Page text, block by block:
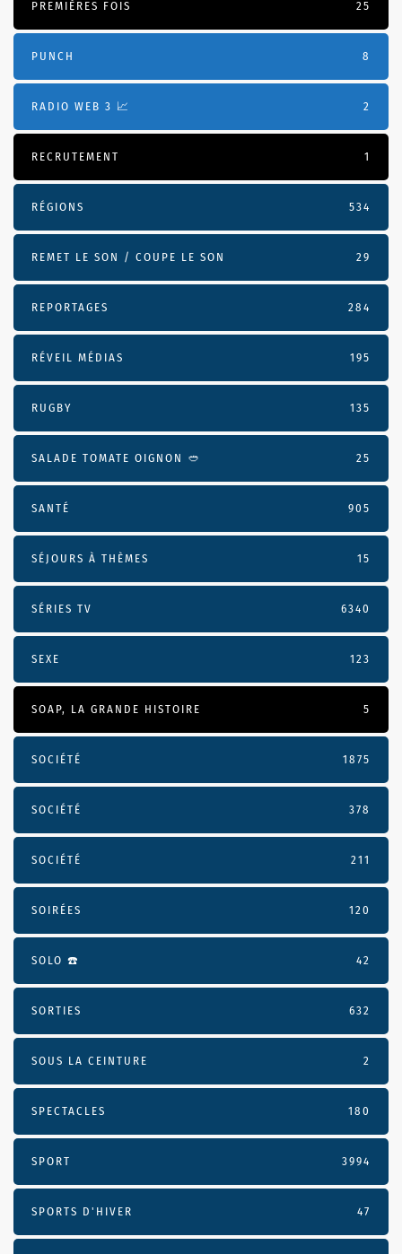
PREMIÈRES FOIS 25
PUNCH 8
RADIO WEB 3 📈 2
RECRUTEMENT 1
RÉGIONS 534
REMET LE SON / COUPE LE SON 29
REPORTAGES 284
RÉVEIL MÉDIAS 195
RUGBY 135
SALADE TOMATE OIGNON 🥙 25
SANTÉ 905
SÉJOURS À THÈMES 15
SÉRIES TV 6340
SEXE 123
SOAP, LA GRANDE HISTOIRE 5
SOCIÉTÉ 1875
SOCIÉTÉ 378
SOCIÉTÉ 211
SOIRÉES 120
SOLO ☎️ 42
SORTIES 632
SOUS LA CEINTURE 2
SPECTACLES 180
SPORT 3994
SPORTS D'HIVER 47